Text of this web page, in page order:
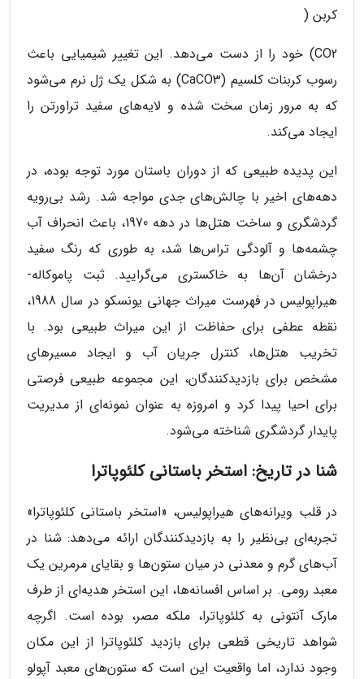
کربن (
CO2) خود را از دست می‌دهد. این تغییر شیمیایی باعث
رسوب کربنات کلسیم (CaCO3) به شکل یک ژل نرم می‌شود
که به مرور زمان سخت شده و لایه‌های سفید تراورتن را
ایجاد می‌کند.
این پدیده طبیعی که از دوران باستان مورد توجه بوده، در
دهه‌های اخیر با چالش‌های جدی مواجه شد. رشد بی‌رویه
گردشگری و ساخت هتل‌ها در دهه 1970، باعث انحراف آب
چشمه‌ها و آلودگی تراس‌ها شد، به طوری که رنگ سفید
درخشان آن‌ها به خاکستری می‌گرایید. ثبت پاموکاله-
هیراپولیس در فهرست میراث جهانی یونسکو در سال 1988،
نقطه عطفی برای حفاظت از این میراث طبیعی بود. با
تخریب هتل‌ها، کنترل جریان آب و ایجاد مسیرهای
مشخص برای بازدیدکنندگان، این مجموعه طبیعی فرصتی
برای احیا پیدا کرد و امروزه به عنوان نمونه‌ای از مدیریت
پایدار گردشگری شناخته می‌شود.
شنا در تاریخ: استخر باستانی کلئوپاترا
در قلب ویرانه‌های هیراپولیس، «استخر باستانی کلئوپاترا»
تجربه‌ای بی‌نظیر را به بازدیدکنندگان ارائه می‌دهد: شنا در
آب‌های گرم و معدنی در میان ستون‌ها و بقایای مرمرین یک
معبد رومی. بر اساس افسانه‌ها، این استخر هدیه‌ای از طرف
مارک آنتونی به کلئوپاترا، ملکه مصر، بوده است. اگرچه
شواهد تاریخی قطعی برای بازدید کلئوپاترا از این مکان
وجود ندارد، اما واقعیت این است که ستون‌های معبد آپولو